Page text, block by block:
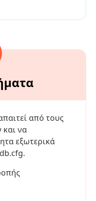
από τους
και να
εξωτερικά